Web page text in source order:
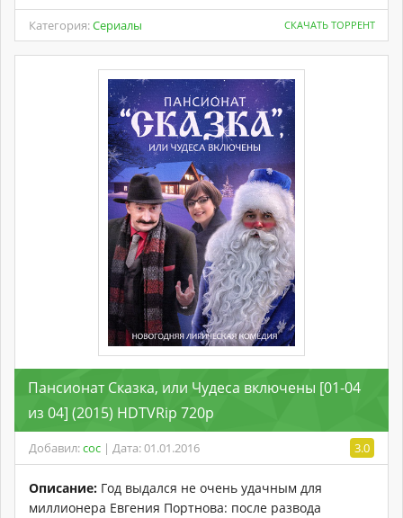
Категория:Сериалы СКАЧАТЬ ТОРРЕНТ
Пансионат Сказка, или Чудеса включены [01-04
из 04] (2015) HDTVRip 720p
Добавил:coc | Дата: 01.01.2016 3.0
Описание: Год выдался не очень удачным для
миллионера Евгения Портнова: после развода